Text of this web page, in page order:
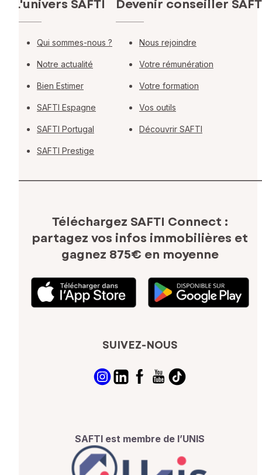
L'univers SAFTI
Qui sommes-nous ?
Notre actualité
Bien Estimer
SAFTI Espagne
SAFTI Portugal
SAFTI Prestige
Devenir conseiller
Nous rejoindre
Votre rémunération
Votre formation
Vos outils
Découvrir SAFTI
Téléchargez SAFTI Connect :
partagez vos infos immobilières et
gagnez 875€ en moyenne
SUIVEZ-NOUS
SAFTI est membre de l’UNIS